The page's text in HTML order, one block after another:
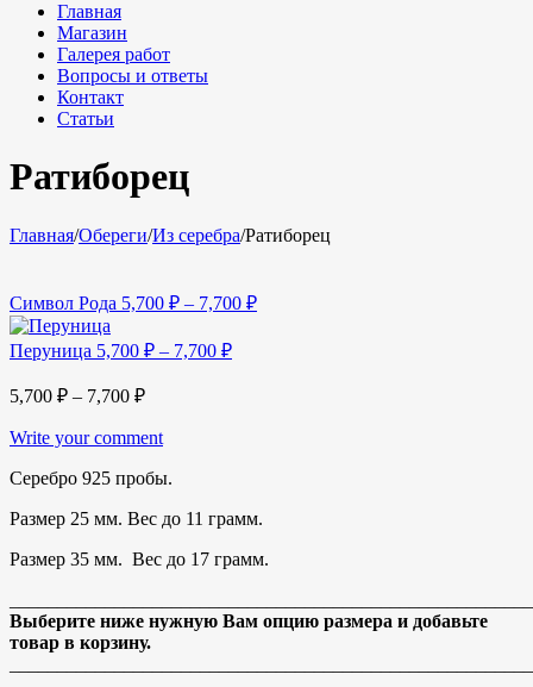
Главная
Магазин
Галерея работ
Вопросы и ответы
Контакт
Статьи
Ратиборец
Главная/Обереги/Из серебра/Ратиборец
Символ Рода 5,700 ₽ – 7,700 ₽
Перуница 5,700 ₽ – 7,700 ₽
5,700 ₽ – 7,700 ₽
Write your comment
Серебро 925 пробы.
Размер 25 мм. Вес до 11 грамм.
Размер 35 мм. Вес до 17 грамм.
Выберите ниже нужную Вам опцию размера и добавьте
товар в корзину.